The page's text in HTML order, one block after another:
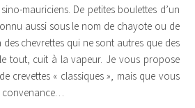
mauriciens. De petites boulettes d’un
aussi sous le nom de chayote ou de
chevrettes qui ne sont autres que des
tout, cuit à la vapeur. Je vous propose
crevettes « classiques », mais que vous
convenance…